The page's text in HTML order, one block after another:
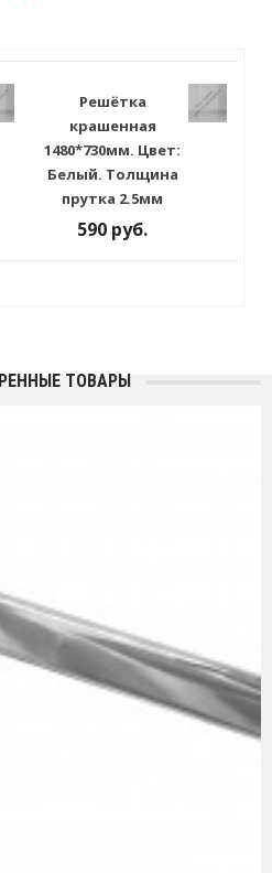
Решётка
крашенная
1480*730мм. Цвет:
Белый. Толщина
прутка 2.5мм
590 руб.
ТОВАРЫ